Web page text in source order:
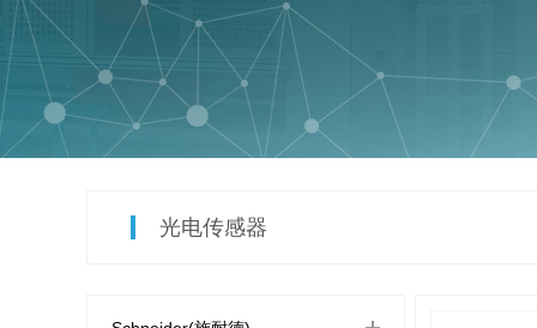
光电传感器